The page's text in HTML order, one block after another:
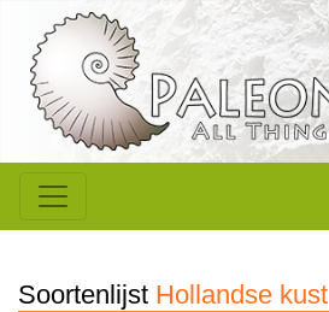
Soortenlijst Hollandse kust